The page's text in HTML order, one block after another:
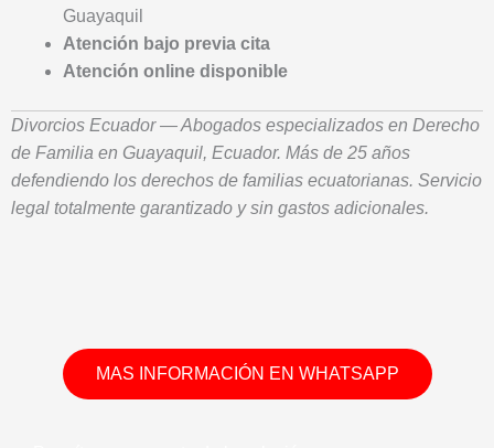
Guayaquil
Atención bajo previa cita
Atención online disponible
Divorcios Ecuador — Abogados especializados en Derecho
de Familia en Guayaquil, Ecuador. Más de 25 años
defendiendo los derechos de familias ecuatorianas. Servicio
legal totalmente garantizado y sin gastos adicionales.
MAS INFORMACIÓN EN WHATSAPP